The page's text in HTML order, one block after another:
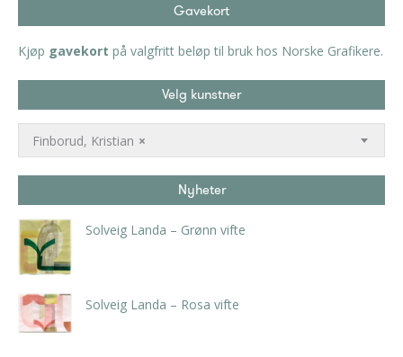
Gavekort
Kjøp gavekort på valgfritt beløp til bruk hos Norske Grafikere.
Velg kunstner
×
Finborud, Kristian
Nyheter
Solveig Landa – Grønn vifte
Solveig Landa – Rosa vifte